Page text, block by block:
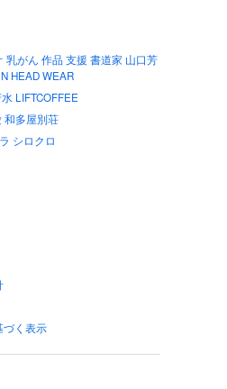
乳がん 作品 支援 書道家 山口芳
HEAD WEAR
LIFTCOFFEE
和多屋別荘
シロクロ
づく表示